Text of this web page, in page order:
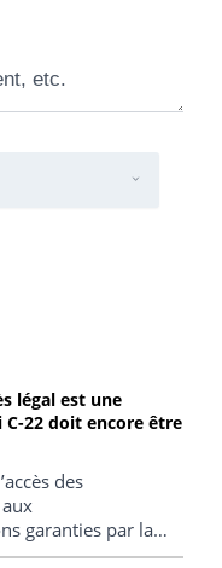
légal est une
22 doit encore être
des
garanties par la
plan.